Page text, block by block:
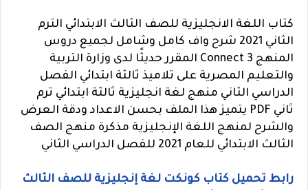
كتاب اللغة الانجليزية للصف الثالث الابتدائي الترم
الثاني 2021 شرح واف كامل وشامل لجميع دروس
المنهج Connect 3 المقرر حديثًا لدى وزارة التربية
والتعليم المصرية على تلاميذ ثالثة ابتدائي الفصل
الدراسي الثاني منهج لغة انجليزية ثالثة ابتدائي ترم
ثاني PDF يتميز هذا الملف بحسن الاعداد ودقة العرض
والشرح لمنهج اللغة الإنجليزية مذكرة منهج الصف
الثالث الابتدائي للعام 2021 للفصل الدراسي الثاني
رابط تحميل كتاب كونكت لغة إنجليزية للصف الثالث